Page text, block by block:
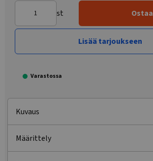
st Ostaa
Lisää tarjoukseen
Varastossa
Kuvaus
Määrittely